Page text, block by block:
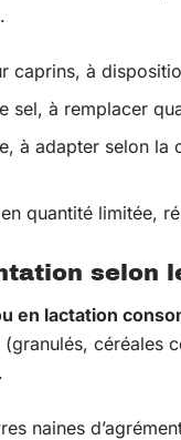
caprins, à
sel, à remplacer
à adapter selon
quantité limitée,
selon
en lactation
céréales
naines